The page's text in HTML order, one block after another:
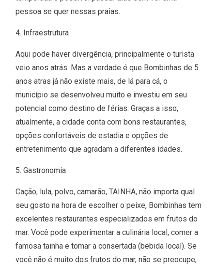
pessoa se quer nessas praias.
4. Infraestrutura
Aqui pode haver divergência, principalmente o turista
veio anos atrás. Mas a verdade é que Bombinhas de 5
anos atras já não existe mais, de lá para cá, o
município se desenvolveu muito e investiu em seu
potencial como destino de férias. Graças a isso,
atualmente, a cidade conta com bons restaurantes,
opções confortáveis de estadia e opções de
entretenimento que agradam a diferentes idades.
5. Gastronomia
Cação, lula, polvo, camarão, TAINHA, não importa qual
seu gosto na hora de escolher o peixe, Bombinhas tem
excelentes restaurantes especializados em frutos do
mar. Você pode experimentar a culinária local, comer a
famosa tainha e tomar a consertada (bebida local). Se
você não é muito dos frutos do mar, não se preocupe,